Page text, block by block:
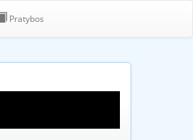
Pratybos